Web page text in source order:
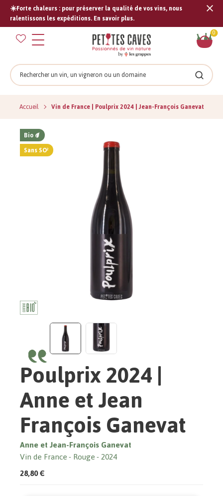
☀️Forte chaleurs : pour préserver la qualité de vos vins, nous
ralentissons les expéditions. En savoir plus.
0
Rechercher
Accueil Vin de France | Poulprix 2024 | Jean-François Ganevat
Bio
Sans SO²
Poulprix 2024 |
Anne et Jean
François Ganevat
Anne et Jean-François Ganevat
Vin de France Rouge 2024
28,80 €